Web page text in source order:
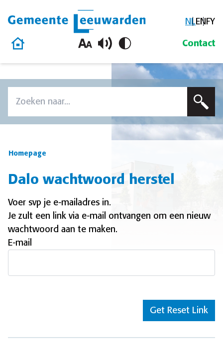
Gemeente Leeuwarden NLENFY
Homepage
Contact
Homepage
Dalo wachtwoord herstel
Voer svp je e-mailadres in.
Je zult een link via e-mail ontvangen om een nieuw
wachtwoord aan te maken.
E-mail